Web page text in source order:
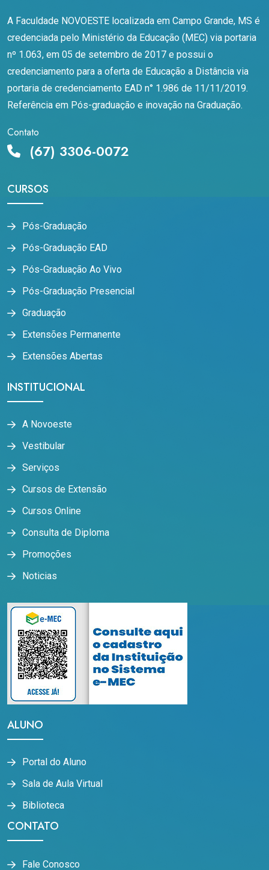
A Faculdade NOVOESTE localizada em Campo Grande, MS é
credenciada pelo Ministério da Educação (MEC) via portaria
nº 1.063, em 05 de setembro de 2017 e possui o
credenciamento para a oferta de Educação a Distância via
portaria de credenciamento EAD n° 1.986 de 11/11/2019.
Referência em Pós-graduação e inovação na Graduação.
Contato
(67) 3306-0072
CURSOS
Pós-Graduação
Pós-Graduação EAD
Pós-Graduação Ao Vivo
Pós-Graduação Presencial
Graduação
Extensões Permanente
Extensões Abertas
INSTITUCIONAL
A Novoeste
Vestibular
Serviços
Cursos de Extensão
Cursos Online
Consulta de Diploma
Promoções
Noticias
ALUNO
Portal do Aluno
Sala de Aula Virtual
Biblioteca
CONTATO
Fale Conosco